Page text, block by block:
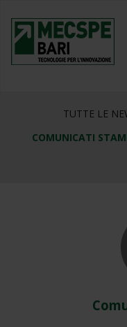
TUTTE LE
COMUNICATI